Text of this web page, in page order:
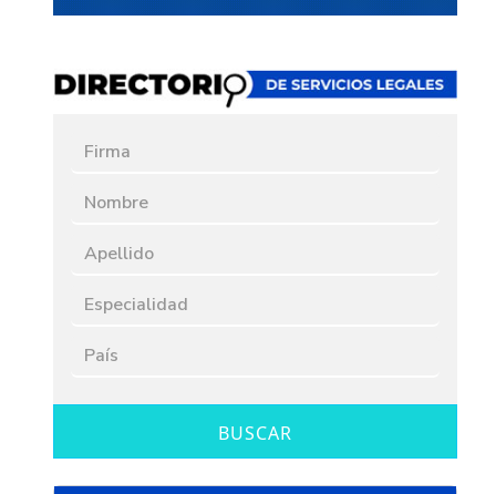
BUSCAR